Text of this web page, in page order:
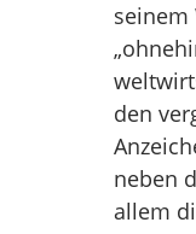
seinem
den
neben
allem